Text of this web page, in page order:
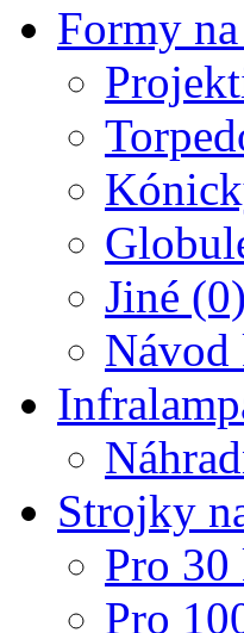
Formy
Jiné (0)
Strojky
Pro
Pro